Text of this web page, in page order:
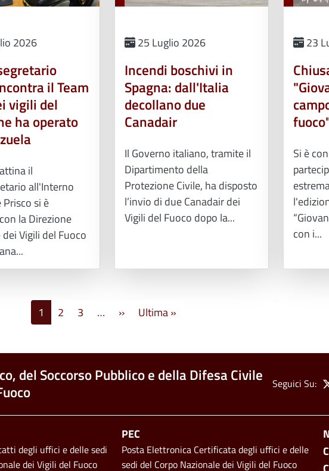
2026
il Team
vigili del
ha operato
il
all'Interno
si è
la Direzione
Vigili del Fuoco
25 Luglio 2026
Incendi boschivi in
Spagna: dall'Italia
decollano due
Canadair
Il Governo italiano, tramite il
Dipartimento della
Protezione Civile, ha disposto
l’invio di due Canadair dei
Vigili del Fuoco dopo la...
23
Si è
con i...
1 2 3 … ››Pagina successiva
Ultima »
del Soccorso Pubblico e della Difesa Civile
Seguici Su: X
degli uffici e delle sedi
dei Vigili del Fuoco
PEC
Posta Elettronica Certificata degli uffici e delle
sedi del Corpo Nazionale dei Vigili del Fuoco